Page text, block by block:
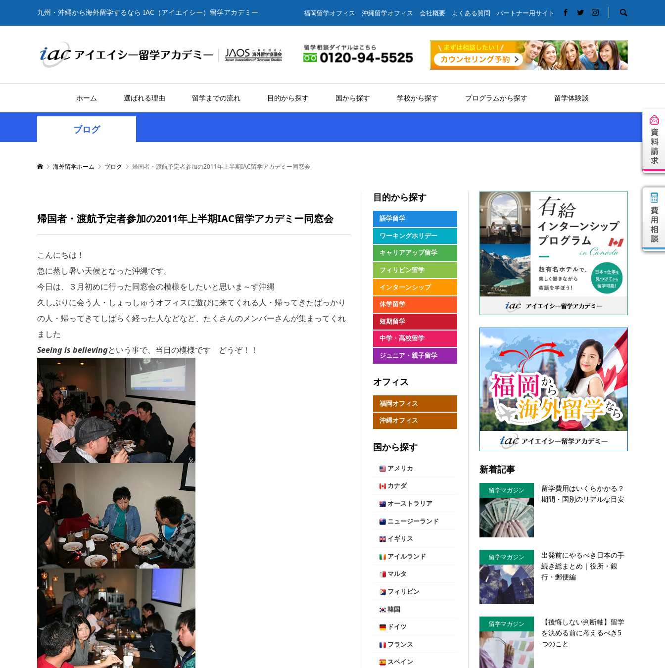
九州・沖縄から海外留学するなら IAC（アイエイシー）留学アカデミー 福岡留学オフィス 沖縄留学オフィス 会社概要 よくある質問 パートナー用サイト
ホーム 選ばれる理由 留学までの流れ 目的から探す 国から探す 学校から探す プログラムから探す 留学体験談
ブログ
海外留学ホーム ブログ 帰国者・渡航予定者参加の2011年上半期IAC留学アカデミー同窓会
帰国者・渡航予定者参加の2011年上半期IAC留学アカデミー同窓会
こんにちは！
急に蒸し暑い天候となった沖縄です。
今日は、３月初めに行った同窓会の模様をしたいと思いま～す沖縄
久しぶりに会う人・しょっしゅうオフィスに遊びに来てくれる人・帰ってきたばっかり
の人・帰ってきてしばらく経った人などなど、たくさんのメンバーさんが集まってくれ
ました
Seeing is believingという事で、当日の模様です どうぞ！！
目的から探す
語学留学
ワーキングホリデー
キャリアアップ留学
フィリピン留学
インターンシップ
休学留学
短期留学
中学・高校留学
ジュニア・親子留学
オフィス
福岡オフィス
沖縄オフィス
国から探す
アメリカ
カナダ
オーストラリア
ニュージーランド
イギリス
アイルランド
マルタ
フィリピン
韓国
ドイツ
フランス
スペイン
新着記事
留学マガジン
留学費用はいくらかかる？
期間・国別のリアルな目安
留学マガジン
出発前にやるべき日本の手
続き総まとめ｜役所・銀
行・郵便編
留学マガジン
【後悔しない判断軸】留学
を決める前に考えるべき5
つのこと